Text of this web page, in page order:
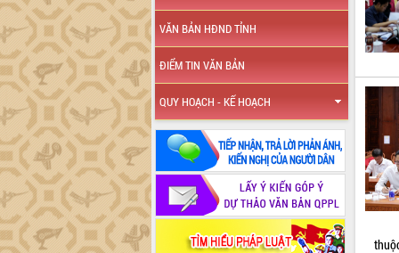
VĂN BẢN HĐND TỈNH
ĐIỂM TIN VĂN BẢN
QUY HOẠCH - KẾ HOẠCH